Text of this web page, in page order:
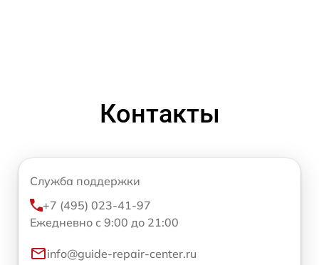
Контакты
Служба поддержки
+7 (495) 023-41-97
Ежедневно с 9:00 до 21:00
info@guide-repair-center.ru